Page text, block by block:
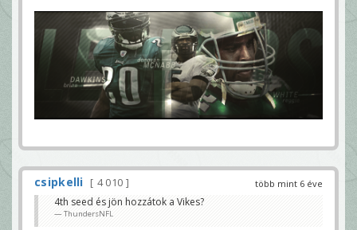
több mint 6 éve
csipkelli
4 010
4th seed és jön hozzátok a Vikes?
ThundersNFL